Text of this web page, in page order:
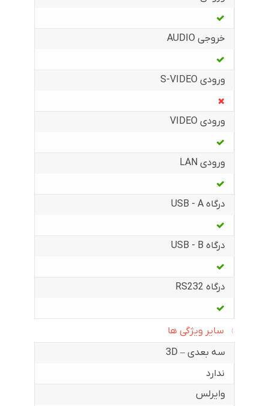
خروجی AUDIO
ورودی S-VIDEO
ورودی VIDEO
ورودی LAN
درگاه USB - A
درگاه USB - B
درگاه RS232
سایر ویژگی ها
سه بعدی – 3D
ندارد
وایرلس